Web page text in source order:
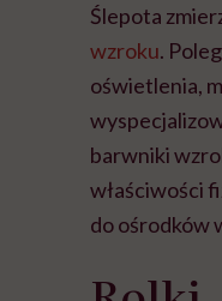
Ślepota
wzroku.
oświetlenia,
barwniki
właściwości
do ośrodków